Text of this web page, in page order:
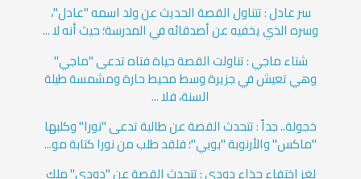
سر عادل : تتناول القصة الحديث عن ولد اسمه "عادل"،
وسره الذي يخفيه عن أصدقائه في المدرسة؛ حيث أنه لا ...
شتاء ماجي : تناولت القصة حياة فتاه تدعى "ماجي"
وهي تعيش في جزيرة وسط محيط حارة ومشمسة طيلة
السنة، فلا ...
خجولة.. جداً : تتحدث القصة عن طالبة تدعى "نورا" وكلبها
"ماكس" والأرنوبة "بوبي"؛ فلقد طلب من نورا كتابة مو...
لغز اختفاء حذاء دودي : تتحدث القصة عن "دودي" ملك